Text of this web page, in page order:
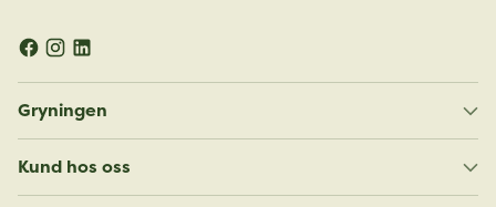
Gryningen
Kund hos oss